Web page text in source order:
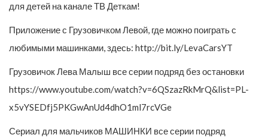
для детей на канале ТВ Деткам!
Приложение с Грузовичком Левой, где можно поиграть с
любимыми машинками, здесь: http://bit.ly/LevaCarsYT
Грузовичок Лева Малыш все серии подряд без остановки
https://www.youtube.com/watch?v=6QSzazRkMrQ&list=PL-
x5vYSEDfj5PKGwAnUd4dhO1ml7rcVGe
Сериал для мальчиков МАШИНКИ все серии подряд